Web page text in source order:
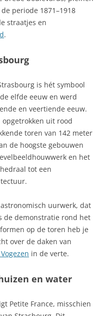
periode 1871–1918
straatjes en
.
is hét symbool
elfde eeuw en werd
en veertiende eeuw.
uit rood
toren van 142 meter
de hoogste gebouwen
en het
tot een
uurwerk, dat
de demonstratie rond het
op de toren heb je
over de daken van
in de verte.
en water
Petite France, misschien